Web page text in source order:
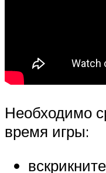
Необходимо
время игры: